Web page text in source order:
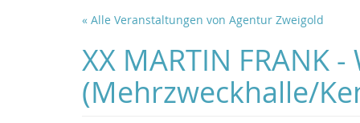
« Alle Veranstaltungen von Agentur Zweigold
XX MARTIN FRANK
(Mehrzweckhalle/